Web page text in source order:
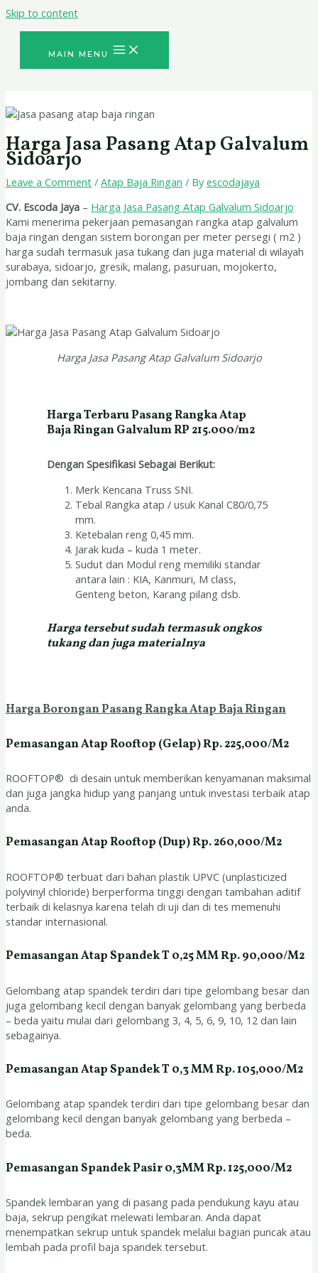
Skip to content
MAIN MENU
Harga Jasa Pasang Atap Galvalum
Sidoarjo
Leave a Comment / Atap Baja Ringan / Byescodajaya
CV. Escoda Jaya – Harga Jasa Pasang Atap Galvalum Sidoarjo
Kami menerima pekerjaan pemasangan rangka atap galvalum
baja ringan dengan sistem borongan per meter persegi ( m2 )
harga sudah termasuk jasa tukang dan juga material di wilayah
surabaya, sidoarjo, gresik, malang, pasuruan, mojokerto,
jombang dan sekitarny.
Harga Jasa Pasang Atap Galvalum Sidoarjo
Harga Terbaru Pasang Rangka Atap
Baja Ringan Galvalum RP 215.000/m2
Dengan Spesifikasi Sebagai Berikut:
Merk Kencana Truss SNI.
Tebal Rangka atap / usuk Kanal C80/0,75
mm.
Ketebalan reng 0,45 mm.
Jarak kuda – kuda 1 meter.
Sudut dan Modul reng memiliki standar
antara lain : KIA, Kanmuri, M class,
Genteng beton, Karang pilang dsb.
Harga tersebut sudah termasuk ongkos
tukang dan juga materialnya
Harga Borongan Pasang Rangka Atap Baja Ringan
Pemasangan Atap Rooftop (Gelap) Rp. 225,000/M2
ROOFTOP® di desain untuk memberikan kenyamanan maksimal
dan juga jangka hidup yang panjang untuk investasi terbaik atap
anda.
Pemasangan Atap Rooftop (Dup) Rp. 260,000/M2
ROOFTOP® terbuat dari bahan plastik UPVC (unplasticized
polyvinyl chloride) berperforma tinggi dengan tambahan aditif
terbaik di kelasnya karena telah di uji dan di tes memenuhi
standar internasional.
Pemasangan Atap Spandek T 0,25 MM Rp. 90,000/M2
Gelombang atap spandek terdiri dari tipe gelombang besar dan
juga gelombang kecil dengan banyak gelombang yang berbeda
– beda yaitu mulai dari gelombang 3, 4, 5, 6, 9, 10, 12 dan lain
sebagainya.
Pemasangan Atap Spandek T 0,3 MM Rp. 105,000/M2
Gelombang atap spandek terdiri dari tipe gelombang besar dan
gelombang kecil dengan banyak gelombang yang berbeda –
beda.
Pemasangan Spandek Pasir 0,3MM Rp. 125,000/M2
Spandek lembaran yang di pasang pada pendukung kayu atau
baja, sekrup pengikat melewati lembaran. Anda dapat
menempatkan sekrup untuk spandek melalui bagian puncak atau
lembah pada profil baja spandek tersebut.